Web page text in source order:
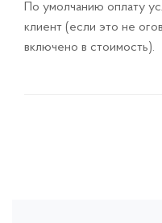
По умолчанию оплату
клиент (если это не
включено в стоимость).